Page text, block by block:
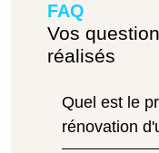
FAQ
Vos
réalisés
Quel est le
rénovation